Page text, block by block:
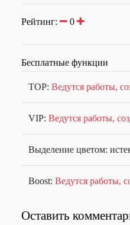
Рейтинг: 0
Бесплатные функции
TOP: Ведутся работы,
VIP: Ведутся работы,
Выделение цветом:
Boost: Ведутся работы,
Оставить